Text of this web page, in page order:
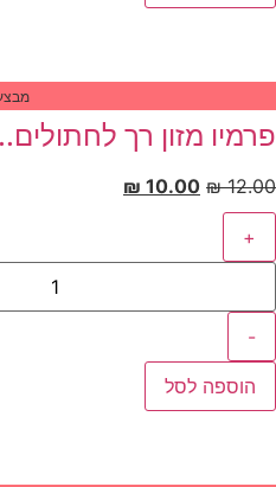
מבצע!
מזון רך לחתולים...
₪
10.00
₪
הוספה לסל